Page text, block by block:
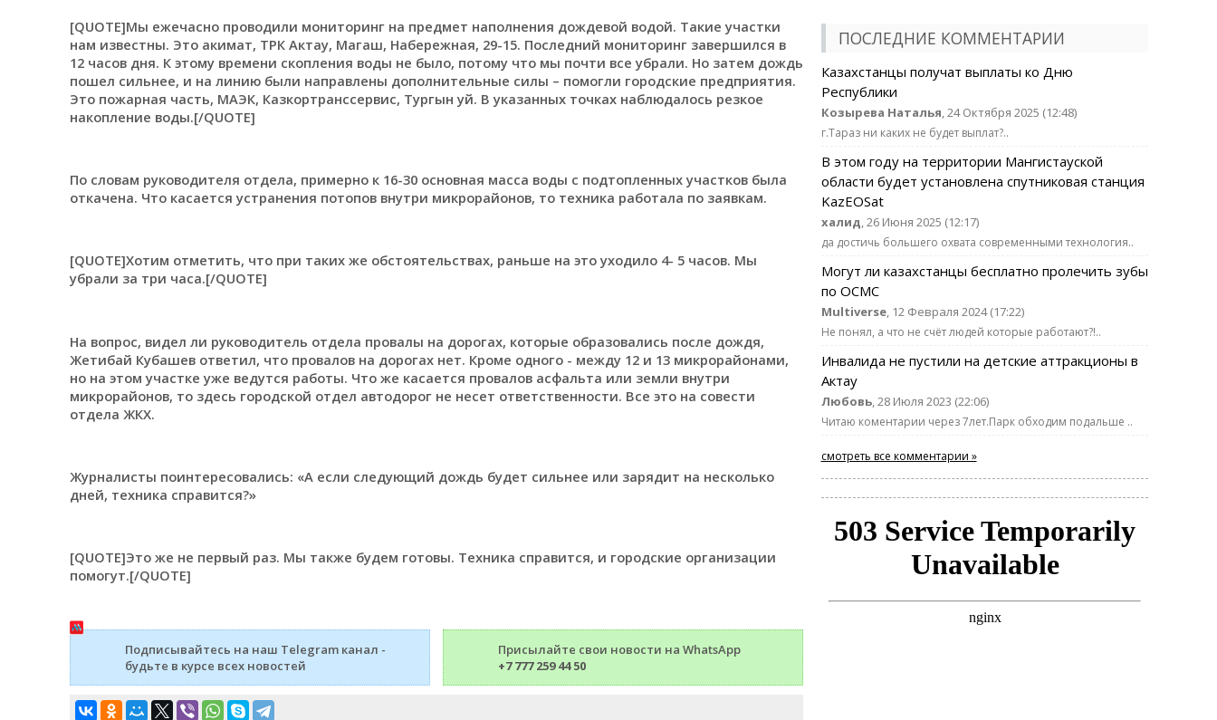
[QUOTE]Мы ежечасно проводили мониторинг на предмет наполнения дождевой водой. Такие участки
нам известны. Это акимат, ТРК Актау, Магаш, Набережная, 29-15. Последний мониторинг завершился в
12 часов дня. К этому времени скопления воды не было, потому что мы почти все убрали. Но затем дождь
пошел сильнее, и на линию были направлены дополнительные силы – помогли городские предприятия.
Это пожарная часть, МАЭК, Казкортранссервис, Тургын уй. В указанных точках наблюдалось резкое
накопление воды.[/QUOTE]
По словам руководителя отдела, примерно к 16-30 основная масса воды с подтопленных участков была
откачена. Что касается устранения потопов внутри микрорайонов, то техника работала по заявкам.
[QUOTE]Хотим отметить, что при таких же обстоятельствах, раньше на это уходило 4- 5 часов. Мы
убрали за три часа.[/QUOTE]
На вопрос, видел ли руководитель отдела провалы на дорогах, которые образовались после дождя,
Жетибай Кубашев ответил, что провалов на дорогах нет. Кроме одного - между 12 и 13 микрорайонами,
но на этом участке уже ведутся работы. Что же касается провалов асфальта или земли внутри
микрорайонов, то здесь городской отдел автодорог не несет ответственности. Все это на совести
отдела ЖКХ.
Журналисты поинтересовались: «А если следующий дождь будет сильнее или зарядит на несколько
дней, техника справится?»
[QUOTE]Это же не первый раз. Мы также будем готовы. Техника справится, и городские организации
помогут.[/QUOTE]
Подписывайтесь на наш Telegram канал -
будьте в курсе всех новостей
Присылайте свои новости на WhatsApp
+7 777 259 44 50
ПОСЛЕДНИЕ КОММЕНТАРИИ
Казахстанцы получат выплаты ко Дню
Республики
Козырева Наталья, 24 Октября 2025 (12:48)
г.Тараз ни каких не будет выплат?..
В этом году на территории Мангистауской
области будет установлена спутниковая станция
KazEOSat
халид, 26 Июня 2025 (12:17)
да достичь большего охвата современными технология..
Могут ли казахстанцы бесплатно пролечить зубы
по ОСМС
Multiverse, 12 Февраля 2024 (17:22)
Не понял, а что не счёт людей которые работают?!..
Инвалида не пустили на детские аттракционы в
Актау
Любовь, 28 Июля 2023 (22:06)
Читаю коментарии через 7лет.Парк обходим подальше ..
смотреть все комментарии »